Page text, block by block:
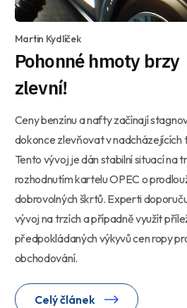
Martin Kydlíček
Pohonné hmoty brzy
zlevní!
Ceny benzínu a nafty začínají
dokonce zlevňovat v nadcházejících
Tento vývoj je dán stabilní situací na
rozhodnutím kartelu OPEC o
dobrovolných škrtů. Experti
vývoj na trzích a případně využít
předpokládaných výkyvů cen ropy
obchodování.
Celý článek